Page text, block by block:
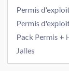
Permis
Permis
Pack Permis +
Jalles